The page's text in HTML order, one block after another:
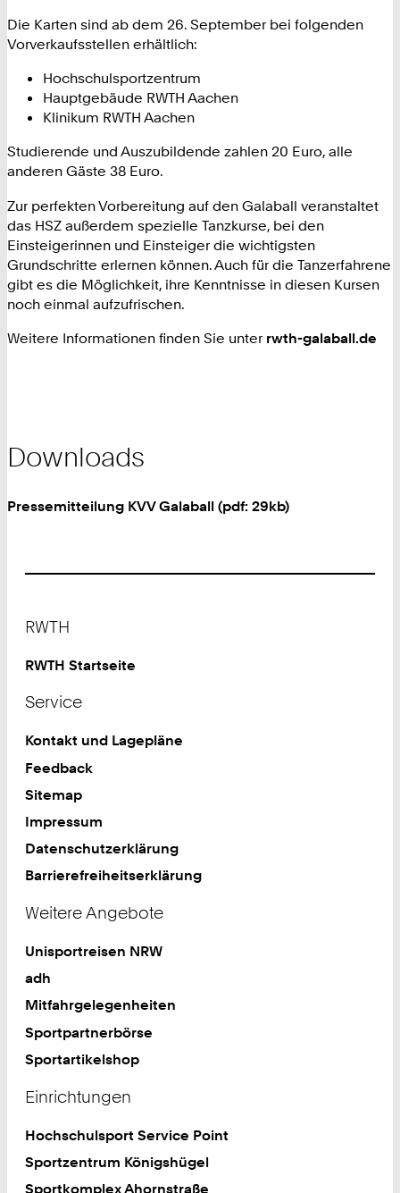
Die Karten sind ab dem 26. September bei folgenden
Vorverkaufsstellen erhältlich:
Hochschulsportzentrum
Hauptgebäude RWTH Aachen
Klinikum RWTH Aachen
Studierende und Auszubildende zahlen 20 Euro, alle
anderen Gäste 38 Euro.
Zur perfekten Vorbereitung auf den Galaball veranstaltet
das HSZ außerdem spezielle Tanzkurse, bei den
Einsteigerinnen und Einsteiger die wichtigsten
Grundschritte erlernen können. Auch für die Tanzerfahrene
gibt es die Möglichkeit, ihre Kenntnisse in diesen Kursen
noch einmal aufzufrischen.
Weitere Informationen finden Sie unter rwth-galaball.de
Downloads
Pressemitteilung KVV Galaball (pdf: 29kb)
RWTH
RWTH Startseite
Service
Kontakt und Lagepläne
Feedback
Sitemap
Impressum
Datenschutzerklärung
Barrierefreiheitserklärung
Weitere Angebote
Unisportreisen NRW
adh
Mitfahrgelegenheiten
Sportpartnerbörse
Sportartikelshop
Einrichtungen
Hochschulsport Service Point
Sportzentrum Königshügel
Sportkomplex Ahornstraße